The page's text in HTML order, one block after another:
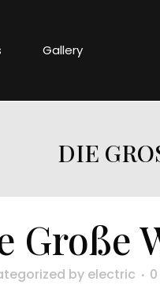
Gallery
DIE
Große
by electric